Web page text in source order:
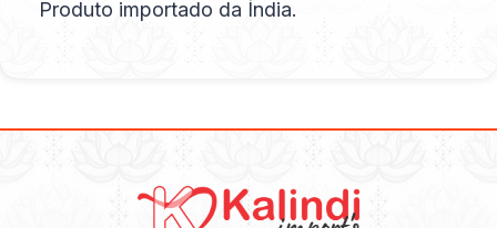
Produto importado da Índia.